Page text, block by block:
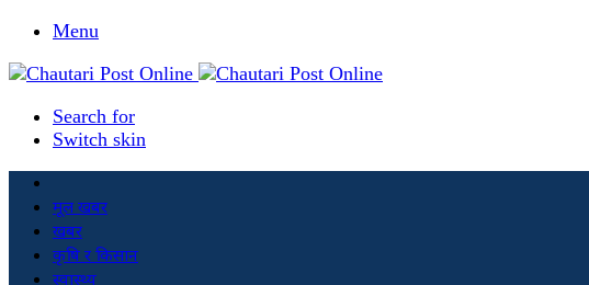
Menu
Search for
Switch skin
मूल खबर
खबर
कृषि र किसान